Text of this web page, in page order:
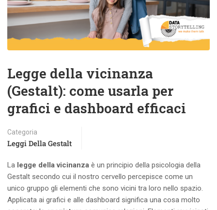
Legge della vicinanza
(Gestalt): come usarla per
grafici e dashboard efficaci
Categoria
Leggi Della Gestalt
La legge della vicinanza è un principio della psicologia della
Gestalt secondo cui il nostro cervello percepisce come un
unico gruppo gli elementi che sono vicini tra loro nello spazio.
Applicata ai grafici e alle dashboard significa una cosa molto